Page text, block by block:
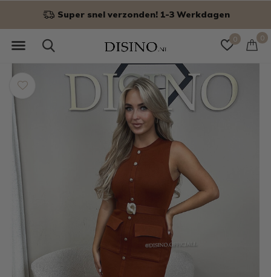
0 0
Niet goed? Geld terug!